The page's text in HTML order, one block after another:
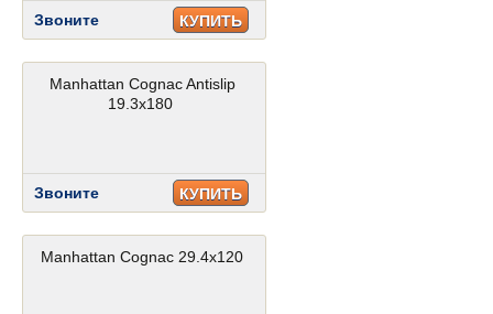
Звоните КУПИТЬ
Manhattan Cognac Antislip
19.3x180
Звоните КУПИТЬ
Manhattan Cognac 29.4x120